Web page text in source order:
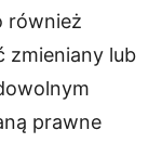
również
zmieniany lub
prawne